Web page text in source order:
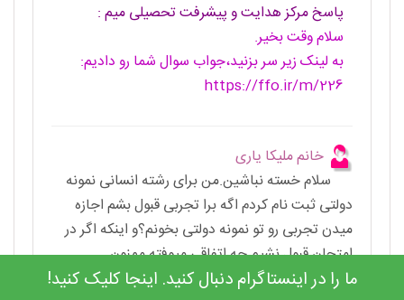
پاسخ مرکز هدایت و پیشرفت تحصیلی میم :
سلام وقت بخیر.
به لینک زیر سر بزنید،جواب سوال شما رو دادیم:
https://ffo.ir/m/226
خانم ملیکا یاری
سلام خسته نباشین.من برای رشته انسانی نمونه
دولتی ثبت نام کردم اگه برا تجربی قبول بشم اجازه
میدن تجربی رو تو نمونه دولتی بخونم؟و اینکه اگر در
امتحان قبول نشیم چه اتفاقی میوفته.ممنون
پاسخ مرکز هدایت و پیشرفت تحصیلی میم :
ما را در اینستاگرام دنبال کنید. اینجا کلیک کنید!